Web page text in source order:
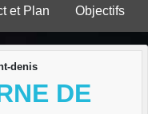
et Plan Objectifs
denis
DE